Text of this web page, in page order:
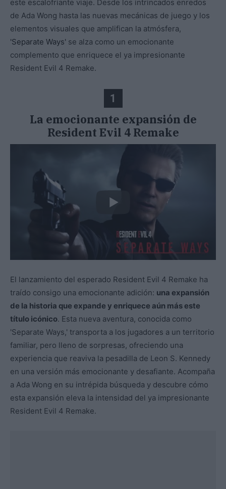
este escalofriante viaje. Desde los intrincados enredos
de Ada Wong hasta las nuevas mecánicas de juego y los
elementos visuales que amplifican la atmósfera,
'Separate Ways' se alza como un emocionante
complemento que enriquece el ya impresionante
Resident Evil 4 Remake.
1
La emocionante expansión de
Resident Evil 4 Remake
El lanzamiento del esperado Resident Evil 4 Remake ha
traído consigo una emocionante adición: una expansión
de la historia que expande y enriquece aún más este
título icónico. Esta nueva aventura, conocida como
'Separate Ways,' transporta a los jugadores a un territorio
familiar, pero lleno de sorpresas, ofreciendo una
experiencia que reaviva la pesadilla de Leon S. Kennedy
en una versión más emocionante y desafiante. Acompaña
a Ada Wong en su intrépida búsqueda y descubre cómo
esta expansión eleva la intensidad del ya impresionante
Resident Evil 4 Remake.